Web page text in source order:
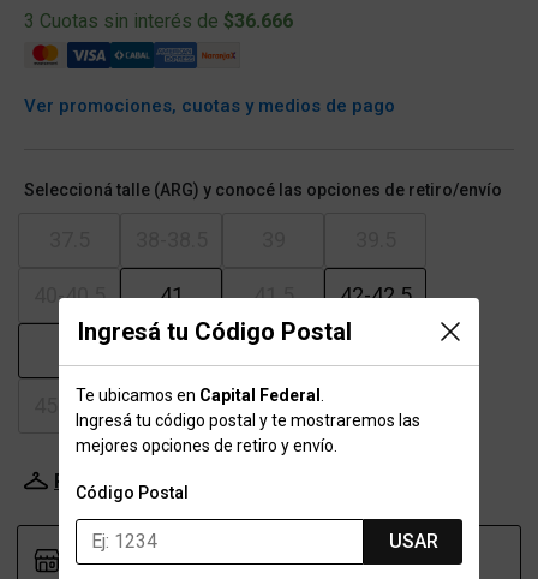
Ingresá tu Código Postal
Te ubicamos en Capital Federal
Ingresá tu código postal y te mostraremos las
mejores opciones de retiro y envío.
Código Postal
USAR
3 Cuotas sin interés de $36.666
Ver promociones, cuotas y medios de pago
Seleccioná talle (ARG) y conocé las opciones de retiro/envío
40-40.5 41 41.5 42-42.5
45-45.5 46 46.5
Probador Virtual